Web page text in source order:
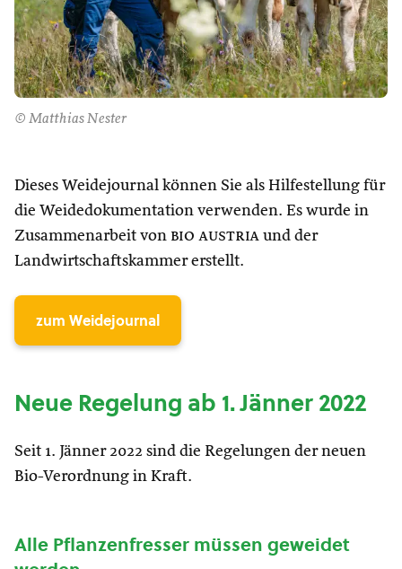
© Matthias Nester
Dieses Weidejournal können Sie als Hilfestellung für
die Weidedokumentation verwenden. Es wurde in
Zusammenarbeit von bio austria und der
Landwirtschaftskammer erstellt.
zum Weidejournal
Neue Regelung ab 1. Jänner 2022
Seit 1. Jänner 2022 sind die Regelungen der neuen
Bio-Verordnung in Kraft.
Alle Pflanzenfresser müssen geweidet